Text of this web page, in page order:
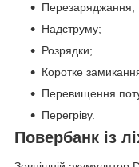
Перезаряджання;
Надструму;
Розрядки;
Коротке
Перевищення
Перегріву.
Повербанк із